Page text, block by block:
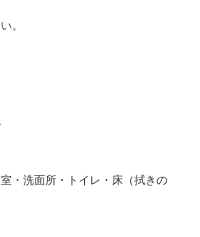
。
・洗面所・トイレ・床（拭きの